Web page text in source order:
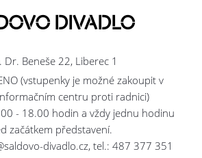
DIVADLO
Dr. Beneše 22, Liberec 1
(vstupenky je možné zakoupit v
centru proti radnici)
- 18.00 hodin a vždy jednu hodinu
začátkem představení.
divadlo.cz, tel.: 487 377 351